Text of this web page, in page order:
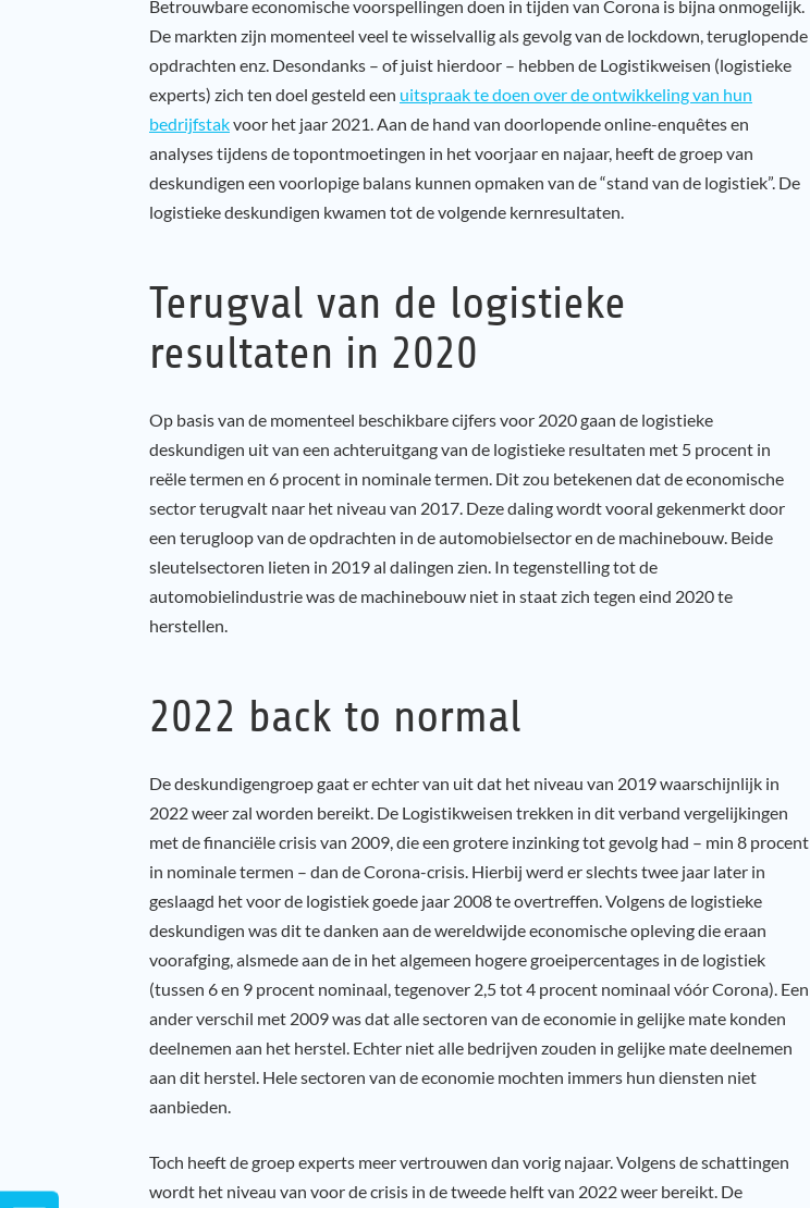
Betrouwbare economische voorspellingen doen in tijden van Corona is bijna onmogelijk.
De markten zijn momenteel veel te wisselvallig als gevolg van de lockdown, teruglopende
opdrachten enz. Desondanks – of juist hierdoor – hebben de Logistikweisen (logistieke
experts) zich ten doel gesteld een uitspraak te doen over de ontwikkeling van hun
bedrijfstakvoor het jaar 2021. Aan de hand van doorlopende online-enquêtes en
analyses tijdens de topontmoetingen in het voorjaar en najaar, heeft de groep van
deskundigen een voorlopige balans kunnen opmaken van de “stand van de logistiek”. De
logistieke deskundigen kwamen tot de volgende kernresultaten.
Terugval van de logistieke
resultaten in 2020
Op basis van de momenteel beschikbare cijfers voor 2020 gaan de logistieke
deskundigen uit van een achteruitgang van de logistieke resultaten met 5 procent in
reële termen en 6 procent in nominale termen. Dit zou betekenen dat de economische
sector terugvalt naar het niveau van 2017. Deze daling wordt vooral gekenmerkt door
een terugloop van de opdrachten in de automobielsector en de machinebouw. Beide
sleutelsectoren lieten in 2019 al dalingen zien. In tegenstelling tot de
automobielindustrie was de machinebouw niet in staat zich tegen eind 2020 te
herstellen.
2022 back to normal
De deskundigengroep gaat er echter van uit dat het niveau van 2019 waarschijnlijk in
2022 weer zal worden bereikt. De Logistikweisen trekken in dit verband vergelijkingen
met de financiële crisis van 2009, die een grotere inzinking tot gevolg had – min 8 procent
in nominale termen – dan de Corona-crisis. Hierbij werd er slechts twee jaar later in
geslaagd het voor de logistiek goede jaar 2008 te overtreffen. Volgens de logistieke
deskundigen was dit te danken aan de wereldwijde economische opleving die eraan
voorafging, alsmede aan de in het algemeen hogere groeipercentages in de logistiek
(tussen 6 en 9 procent nominaal, tegenover 2,5 tot 4 procent nominaal vóór Corona). Een
ander verschil met 2009 was dat alle sectoren van de economie in gelijke mate konden
deelnemen aan het herstel. Echter niet alle bedrijven zouden in gelijke mate deelnemen
aan dit herstel. Hele sectoren van de economie mochten immers hun diensten niet
aanbieden.
Toch heeft de groep experts meer vertrouwen dan vorig najaar. Volgens de schattingen
wordt het niveau van voor de crisis in de tweede helft van 2022 weer bereikt. De